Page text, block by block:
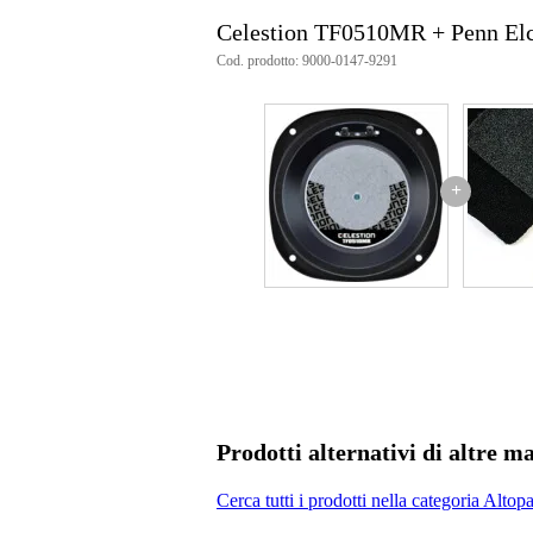
Celestion TF0510MR + Penn
Cod. prodotto: 9000-0147-9291
+
Prodotti alternativi di altre
Cerca tutti i prodotti nella categoria